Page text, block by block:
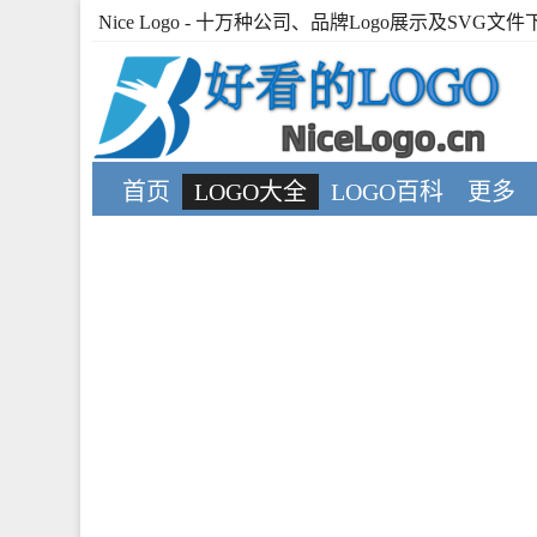
Nice Logo - 十万种公司、品牌Logo展示及SVG文件
首页 LOGO大全 LOGO百科 更多